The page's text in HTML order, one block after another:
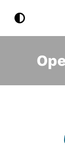
zawartości